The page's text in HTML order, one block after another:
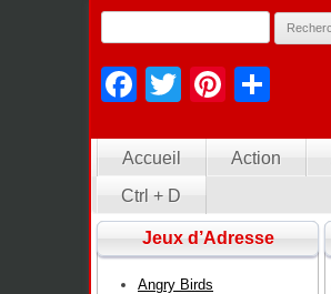
Facebook
Twitter
Accueil Action
Ctrl + D
Jeux d’Adresse
Angry Birds